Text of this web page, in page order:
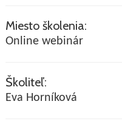
Miesto školenia:
Online webinár
Školiteľ:
Eva Horníková